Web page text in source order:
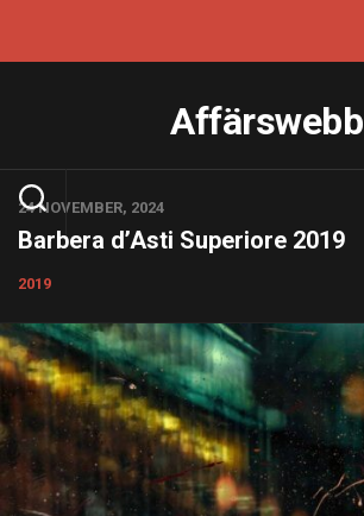
content
Affärswebb
24 NOVEMBER, 2024
Barbera d’Asti Superiore 2019
2019